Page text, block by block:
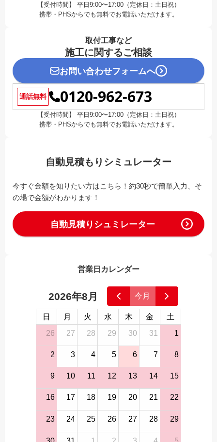
【受付時間】 平日9:00〜17:00（定休日：土日祝）
携帯・PHSからでも無料でお電話いただけます。
取付工事など
施工に関するご相談
お問い合わせフォームへ
通話無料 0120-962-673
【受付時間】 平日9:00〜17:00（定休日：土日祝）
携帯・PHSからでも無料でお電話いただけます。
自動見積もりシミュレーター
今すぐ金額を知りたい方はこちら！約30秒で簡単入力、そ
の場で金額がわかります！
自動見積りシュミレーター
営業日カレンダー
2026年8月 今月
日 月 火 水 木 金
土
26
27 28 29 30 31 1
2 3 4 5 6 7 8
9 10 11 12 13 14 15
16 17 18 19 20 21 22
23 24 25 26 27 28 29